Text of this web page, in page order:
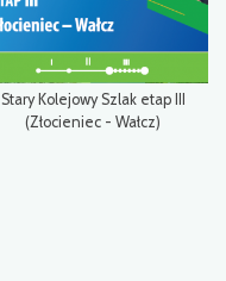
Stary Kolejowy Szlak etap III
(Złocieniec - Wałcz)